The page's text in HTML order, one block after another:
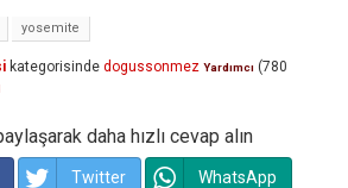
yosemite
kategorisinde dogussonmez Yardımcı (780
daha hızlı cevap alın
Twitter WhatsApp